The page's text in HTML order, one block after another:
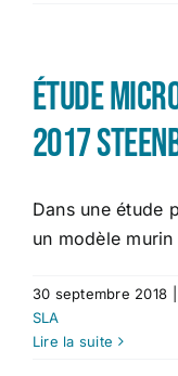
Étude
2017
Dans une étude
un modèle
30 septembre 2018
SLA
Lire la suite